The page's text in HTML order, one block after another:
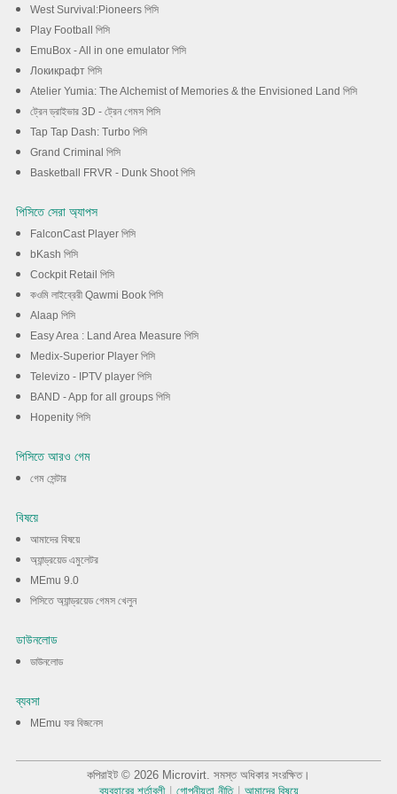
West Survival:Pioneers পিসি
Play Football পিসি
EmuBox - All in one emulator পিসি
Локикрафт পিসি
Atelier Yumia: The Alchemist of Memories & the Envisioned Land পিসি
ট্রেন ড্রাইভার 3D - ট্রেন গেমস পিসি
Tap Tap Dash: Turbo পিসি
Grand Criminal পিসি
Basketball FRVR - Dunk Shoot পিসি
পিসিতে সেরা অ্যাপস
FalconCast Player পিসি
bKash পিসি
Cockpit Retail পিসি
কওমি লাইব্রেরী Qawmi Book পিসি
Alaap পিসি
Easy Area : Land Area Measure পিসি
Medix-Superior Player পিসি
Televizo - IPTV player পিসি
BAND - App for all groups পিসি
Hopenity পিসি
পিসিতে আরও গেম
গেম সেন্টার
বিষয়ে
আমাদের বিষয়ে
অ্যান্ড্রয়েড এমুলেটর
MEmu 9.0
পিসিতে অ্যান্ড্রয়েড গেমস খেলুন
ডাউনলোড
ডাউনলোড
ব্যবসা
MEmu ফর বিজনেস
কপিরাইট © 2026 Microvirt. সমস্ত অধিকার সংরক্ষিত।
ব্যবহারের শর্তাবলী
গোপনীয়তা নীতি আমাদের বিষয়ে